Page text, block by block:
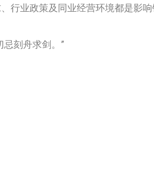
行业政策及同业经营环境都是影
刻舟求剑。”